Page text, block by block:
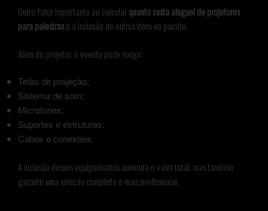
Outro fator importante ao calcularquanto custa aluguel de projetores
para palestrasé a inclusão de outros itens no pacote.
Além do projetor, o evento pode exigir:
Telão de projeção;
Sistema de som;
Microfones;
Suportes e estruturas;
Cabos e conexões.
A inclusão desses equipamentos aumenta o valor total, mas também
garante uma solução completa e mais profissional.